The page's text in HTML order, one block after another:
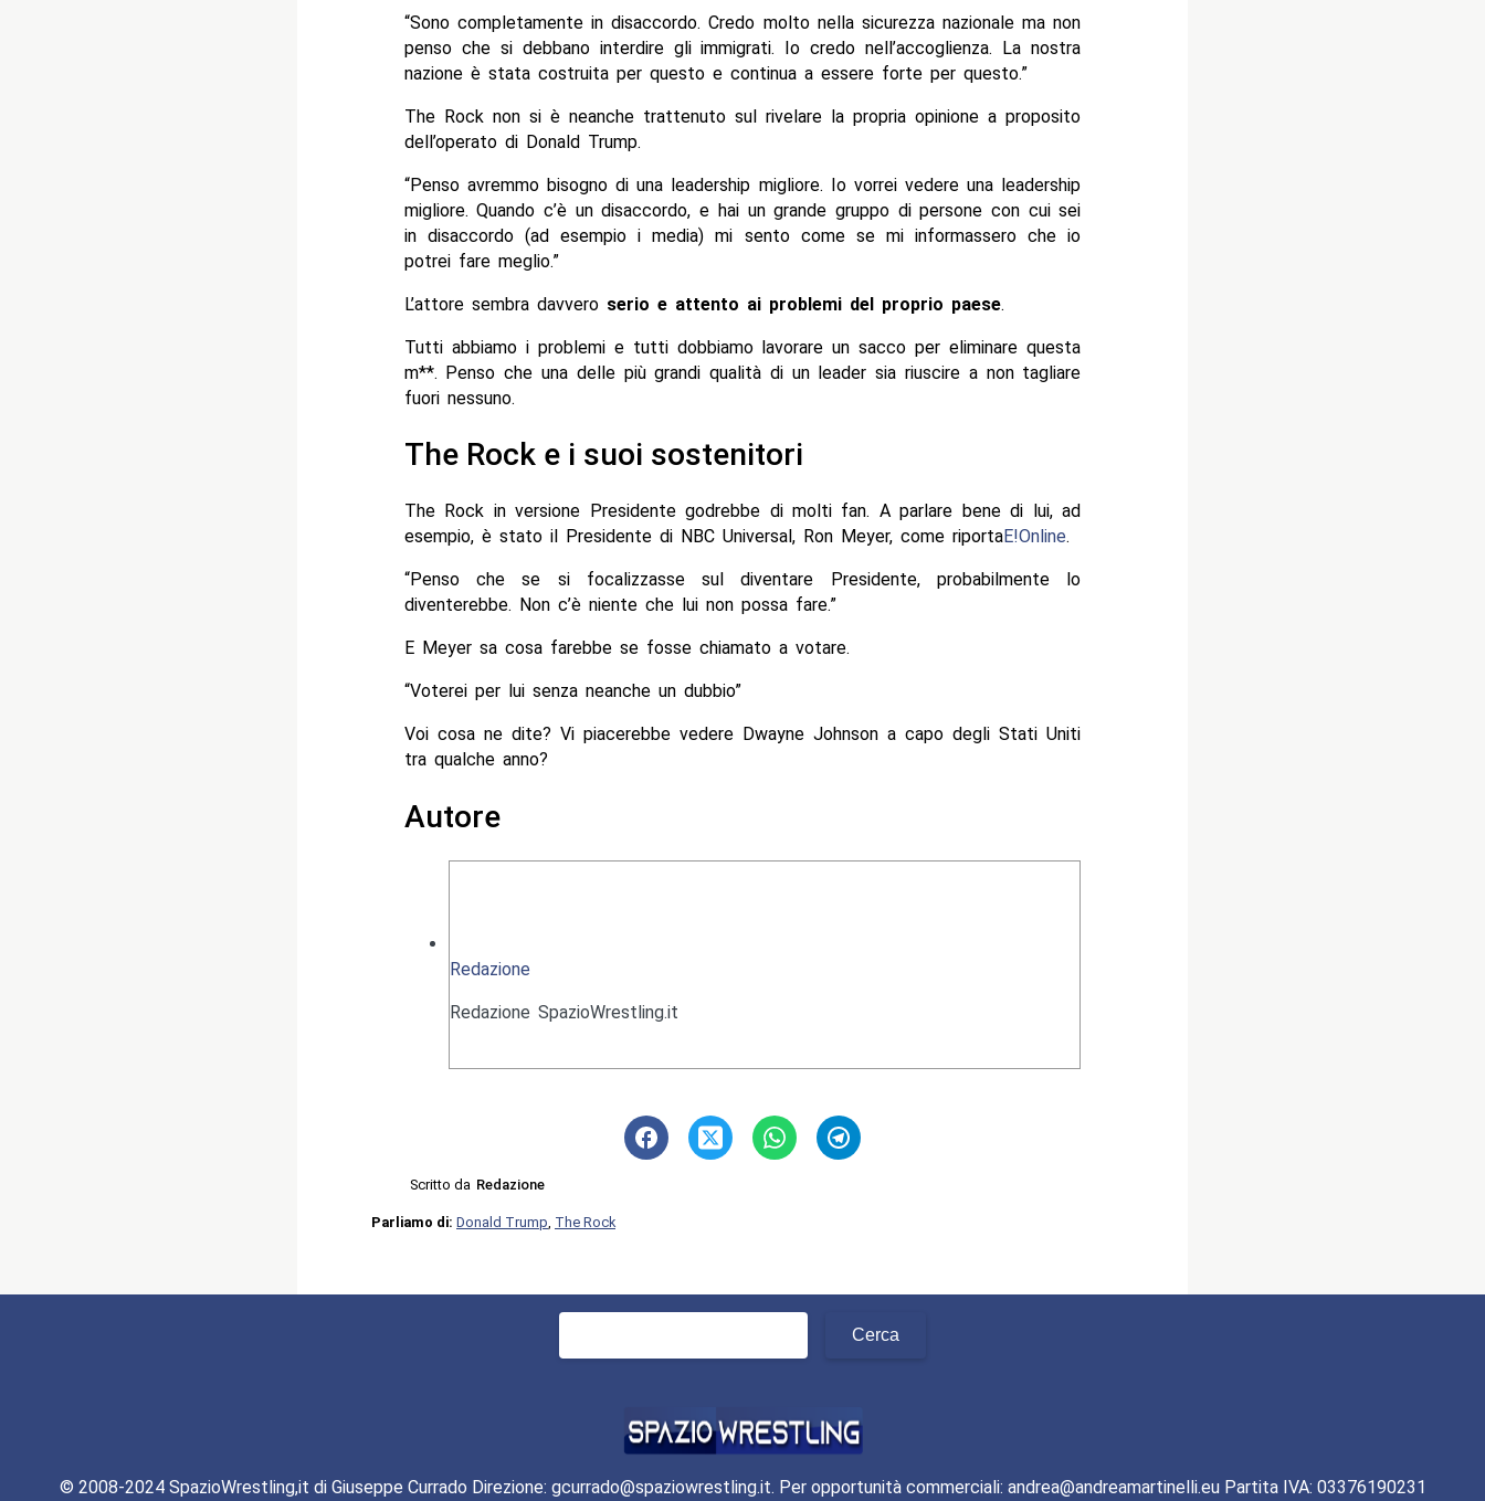
“Sono completamente in disaccordo. Credo molto nella sicurezza nazionale ma non
penso che si debbano interdire gli immigrati. Io credo nell’accoglienza. La nostra
nazione è stata costruita per questo e continua a essere forte per questo.”
The Rock non si è neanche trattenuto sul rivelare la propria opinione a proposito
dell’operato di Donald Trump.
“Penso avremmo bisogno di una leadership migliore. Io vorrei vedere una leadership
migliore. Quando c’è un disaccordo, e hai un grande gruppo di persone con cui sei
in disaccordo (ad esempio i media) mi sento come se mi informassero che io
potrei fare meglio.”
L’attore sembra davvero serio e attento ai problemi del proprio paese.
Tutti abbiamo i problemi e tutti dobbiamo lavorare un sacco per eliminare questa
m**. Penso che una delle più grandi qualità di un leader sia riuscire a non tagliare
fuori nessuno.
The Rock e i suoi sostenitori
The Rock in versione Presidente godrebbe di molti fan. A parlare bene di lui, ad
esempio, è stato il Presidente di NBC Universal, Ron Meyer, come riportaE!Online.
“Penso che se si focalizzasse sul diventare Presidente, probabilmente lo
diventerebbe. Non c’è niente che lui non possa fare.”
E Meyer sa cosa farebbe se fosse chiamato a votare.
“Voterei per lui senza neanche un dubbio”
Voi cosa ne dite? Vi piacerebbe vedere Dwayne Johnson a capo degli Stati Uniti
tra qualche anno?
Autore
Redazione
Redazione SpazioWrestling.it
Scritto da Redazione
Parliamo di: Donald Trump The Rock
© 2008-2024 SpazioWrestling,it di Giuseppe Currado Direzione: gcurrado@spaziowrestling.it. Per opportunità commerciali: andrea@andreamartinelli.eu Partita IVA: 03376190231